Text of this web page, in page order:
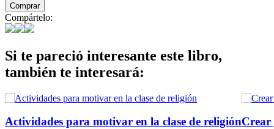
Comprar
Compártelo:
Si te pareció interesante este libro,
también te interesará:
Actividades para motivar en la clase de religiónCrear